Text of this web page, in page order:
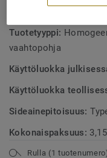
Tuotetyyppi:
vaahtopohja
Käyttöluokka
Käyttöluokka
Sideainepitoisuus:
Kokonaispaksuus:
Rulla (1